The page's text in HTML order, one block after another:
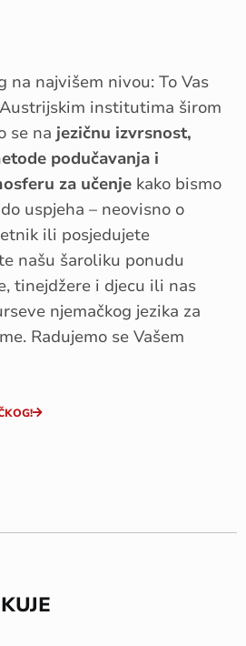
na najvišem nivou: To Vas
institutima širom
se na jezičnu izvrsnost,
podučavanja i
za učenje kako bismo
uspjeha – neovisno o
ili posjedujete
našu šaroliku ponudu
tinejdžere i djecu ili nas
njemačkog jezika za
Radujemo se Vašem